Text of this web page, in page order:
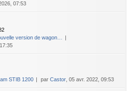
07:53
version de wagon…
STIB 1200 par Castor , 05 avr. 2022, 09:53